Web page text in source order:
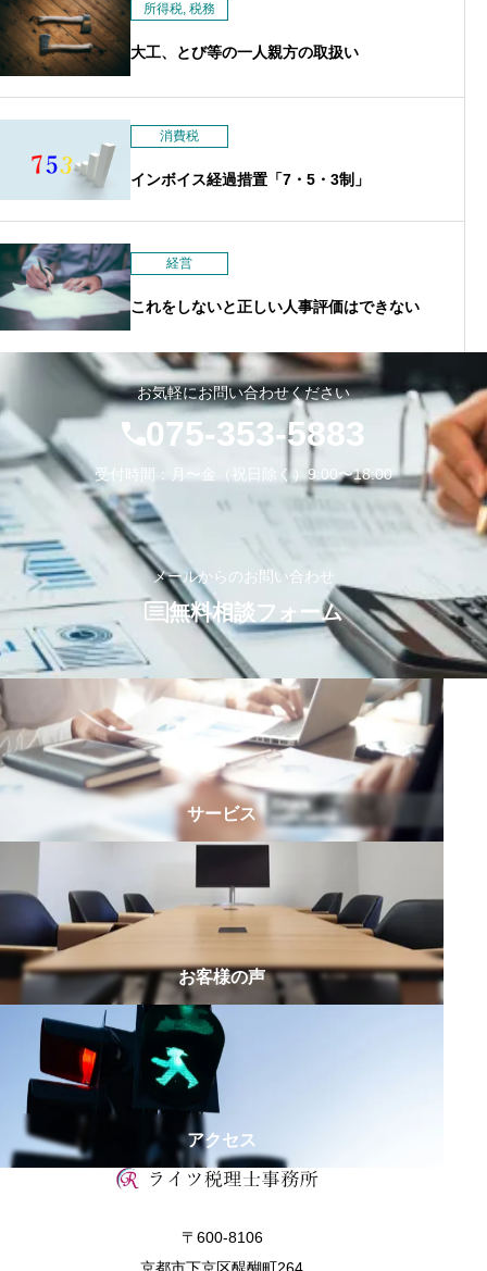
所得税, 税務
大工、とび等の一人親方の取扱い
消費税
インボイス経過措置「7・5・3制」
経営
これをしないと正しい人事評価はできない
お気軽にお問い合わせください
075-353-5883
受付時間：月〜金（祝日除く）9:00〜18:00
メールからのお問い合わせ
無料相談フォーム
サービス
お客様の声
アクセス
〒600-8106